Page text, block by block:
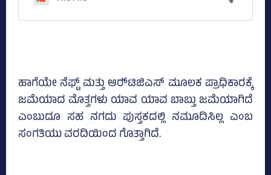
ಹಾಗೆಯೇ ನೆಫ್ಟ್‌ ಮತ್ತು ಆರ್‍‌ಟಿಜಿಎಸ್‌ ಮೂಲಕ ಪ್ರಾಧಿಕಾರಕ್ಕೆ
ಜಮೆಯಾದ ಮೊತ್ತಗಳು ಯಾವ ಯಾವ ಬಾಬ್ತು ಜಮೆಯಾಗಿದೆ
ಎಂಬುದೂ ಸಹ ನಗದು ಪುಸ್ತಕದಲ್ಲಿ ನಮೂದಿಸಿಲ್ಲ ಎಂಬ
ಸಂಗತಿಯು ವರದಿಯಿಂದ ಗೊತ್ತಾಗಿದೆ.